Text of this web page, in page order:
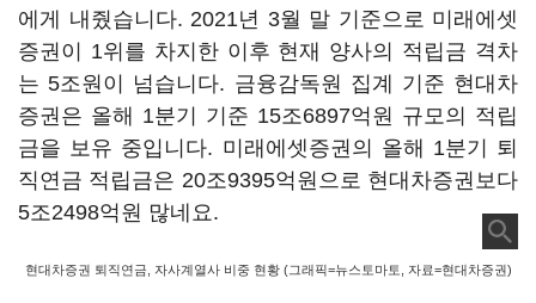
에게 내줬습니다. 2021년 3월 말 기준으로 미래에셋
증권이 1위를 차지한 이후 현재 양사의 적립금 격차
는 5조원이 넘습니다. 금융감독원 집계 기준 현대차
증권은 올해 1분기 기준 15조6897억원 규모의 적립
금을 보유 중입니다. 미래에셋증권의 올해 1분기 퇴
직연금 적립금은 20조9395억원으로 현대차증권보다
5조2498억원 많네요.
현대차증권 퇴직연금, 자사계열사 비중 현황 (그래픽=뉴스토마토, 자료=현대차증권)